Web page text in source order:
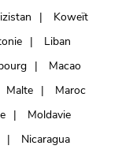
Koweït
Liban
Macao
Malte
Maroc
Moldavie
Nicaragua